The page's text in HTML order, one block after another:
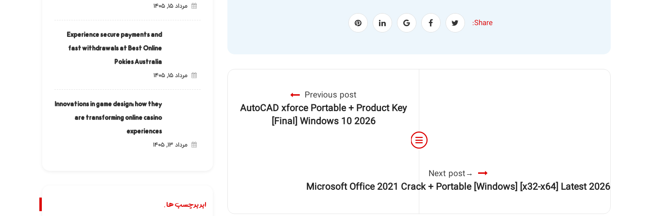
Share:
Previous post
AutoCAD xforce Portable + Product Key
[Final] Windows 10 2026
Next post
Microsoft Office 2021 Crack + Portable [Windows] [x32-x64] Latest 2026
مرداد ۱۵, ۱۴۰۵
Experience secure payments and
fast withdrawals at Best Online
Pokies Australia
مرداد ۱۵, ۱۴۰۵
Innovations in game design: how they
are transforming online casino
experiences
مرداد ۱۳, ۱۴۰۵
ابر برچسب ها.